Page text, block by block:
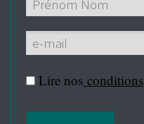
Lire nos conditions